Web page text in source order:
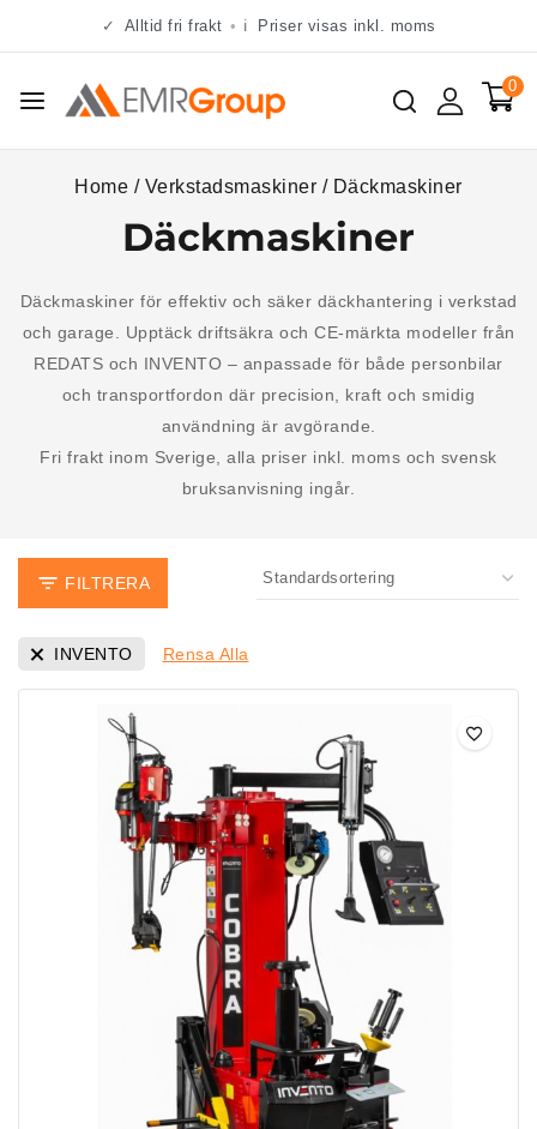
✓ Alltid fri frakt • ℹ Priser visas inkl. moms
0
Home / Verkstadsmaskiner / Däckmaskiner
Däckmaskiner
Däckmaskiner för effektiv och säker däckhantering i verkstad
och garage. Upptäck driftsäkra och CE-märkta modeller från
REDATS och INVENTO – anpassade för både personbilar
och transportfordon där precision, kraft och smidig
användning är avgörande.
Fri frakt inom Sverige, alla priser inkl. moms och svensk
bruksanvisning ingår.
FILTRERA
INVENTO Rensa Alla